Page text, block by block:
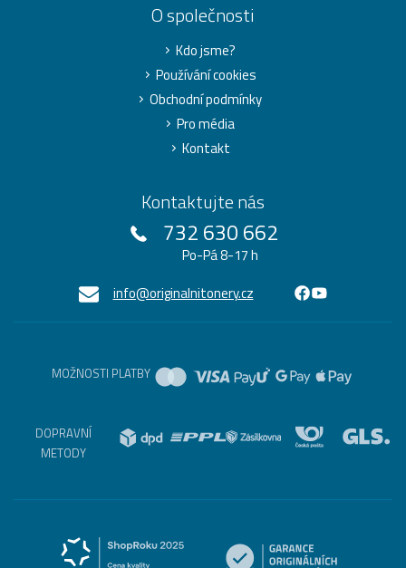
O společnosti
Kdo jsme?
Používání cookies
Obchodní podmínky
Pro média
Kontakt
Kontaktujte nás
732 630 662
Po-Pá 8-17 h
info@originalnitonery.cz
MOŽNOSTI PLATBY
DOPRAVNÍ
METODY